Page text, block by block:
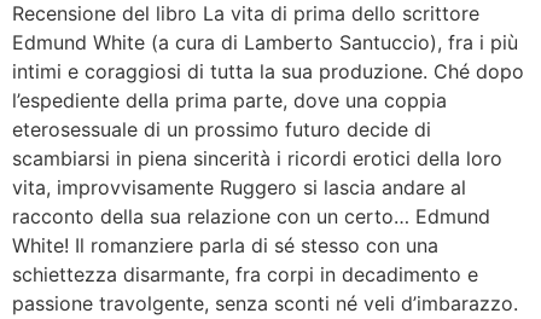
Recensione del libro La vita di prima dello scrittore
Edmund White (a cura di Lamberto Santuccio), fra i più
intimi e coraggiosi di tutta la sua produzione. Ché dopo
l’espediente della prima parte, dove una coppia
eterosessuale di un prossimo futuro decide di
scambiarsi in piena sincerità i ricordi erotici della loro
vita, improvvisamente Ruggero si lascia andare al
racconto della sua relazione con un certo… Edmund
White! Il romanziere parla di sé stesso con una
schiettezza disarmante, fra corpi in decadimento e
passione travolgente, senza sconti né veli d’imbarazzo.